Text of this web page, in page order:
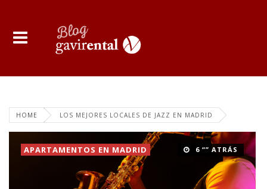
HOME LOS MEJORES LOCALES DE JAZZ EN MADRID
6 “” ATRÁS
APARTAMENTOS EN MADRID